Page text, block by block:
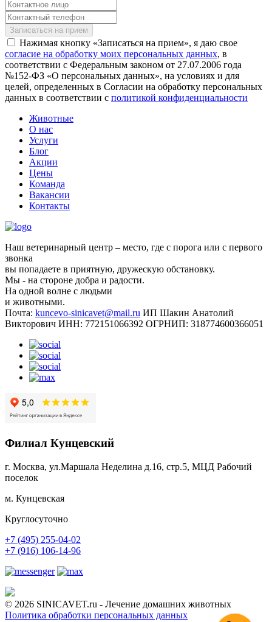
Нажимая кнопку «Записаться на прием», я даю свое
согласие на обработку моих персональных данных, в
соответствии с Федеральным законом от 27.07.2006 года
№152-ФЗ «О персональных данных», на условиях и для
целей, определенных в Согласии на обработку персональных
данных в соответствии с политикой конфиденциальности
Животные
О нас
Услуги
Блог
Акции
Цены
Команда
Вакансии
Контакты
Наш ветеринарный центр – место, где с порога или с первого
звонка
вы попадаете в приятную, дружескую обстановку.
Мы - на стороне добра и радости.
На одной волне с людьми
и животными.
Почта: kuncevo-sinicavet@mail.ru ИП Шакин Анатолий
Викторович ИНН: 772151066392 ОГРНИП: 318774600366051
Филиал Кунцевский
г. Москва, ул.Маршала Неделина д.16, стр.5, МЦД Рабочий
поселок
м. Кунцевская
Круглосуточно
+7 (495) 255-04-02
+7 (916) 106-14-96
© 2026 SINICAVET.ru - Лечение домашних животных
Политика обработки персональных данных